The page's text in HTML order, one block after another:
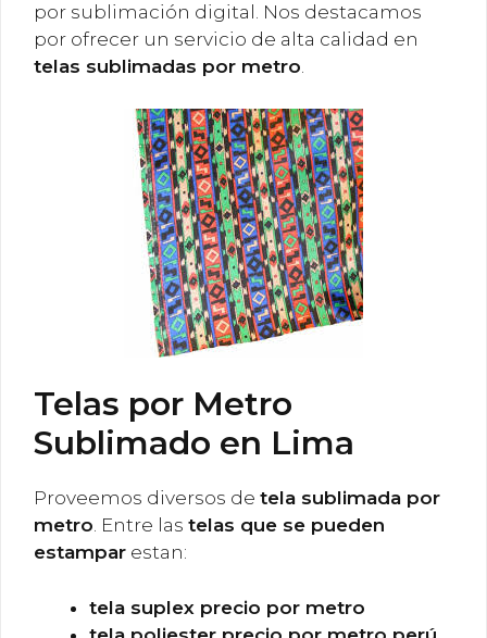
por sublimación digital. Nos destacamos
por ofrecer un servicio de alta calidad en
telas sublimadas por metro.
Telas por Metro
Sublimado en Lima
Proveemos diversos de tela sublimada por
metro. Entre las telas que se pueden
estampar estan:
tela suplex precio por metro